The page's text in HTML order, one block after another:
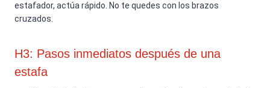
estafador, actúa rápido. No te quedes con los brazos
cruzados.
H3: Pasos inmediatos después de una
estafa